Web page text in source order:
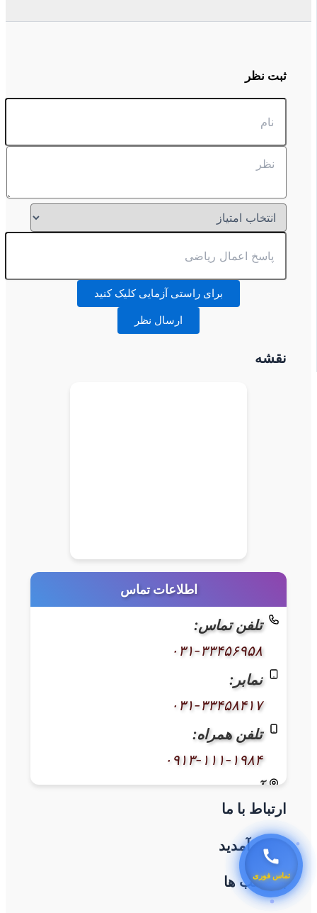
ثبت نظر
برای راستی آزمایی کلیک کنید
ارسال نظر
نقشه
اطلاعات تماس
تلفن تماس:
۰۳۱-۳۳۴۵۶۹۵۸
نمابر:
۰۳۱-۳۳۴۵۸۴۱۷
تلفن همراه:
۰۹۱۳-۱۱۱-۱۹۸۴
آدرس:
اصفهان، خیابان کاوه، بعد از بیمارستان
پلاک ۶۰۰
ارتباط با ما
خوش آمدید
برچسب ها